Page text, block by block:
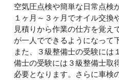
空気圧点検や簡単な日常点検
１ヶ月～３ヶ月でオイル交換
見積りから作業の仕方を覚え
が一人でできるようになって
また、３級整備士の受験には
備士の受験には３級整備士取
必要となります。さらに車検